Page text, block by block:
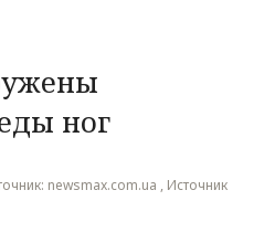
ног
newsmax.com.ua , Источник